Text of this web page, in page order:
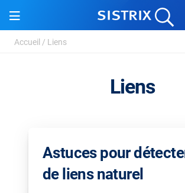
Accueil / Liens
Liens
Astuces pour
de liens naturel